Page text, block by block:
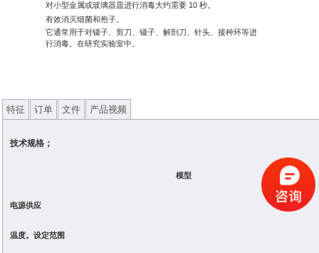
对小型金属或玻璃器皿进行消毒大约需要 10 秒。
有效消灭细菌和孢子。
它通常用于对镊子、剪刀、镊子、解剖刀、针头、接种环等进
行消毒。在研究实验室中。
特征 订单 文件 产品视频
技术规格；
模型
电源供应
温度。 设定范围